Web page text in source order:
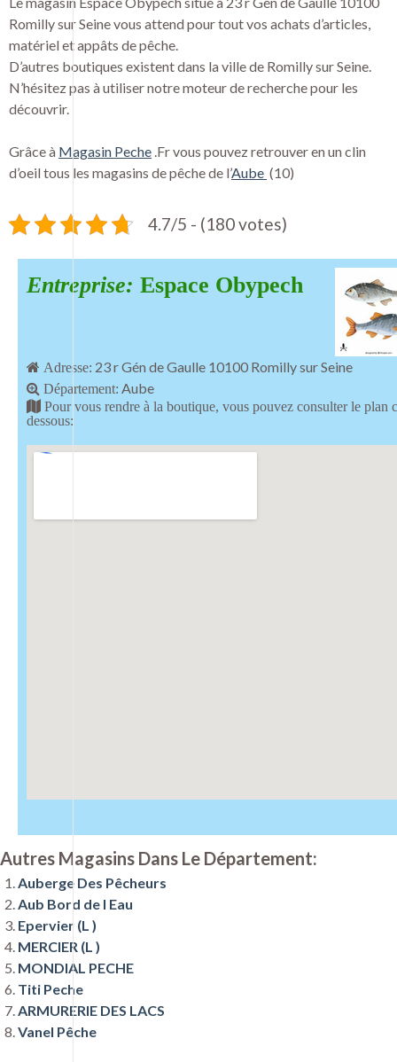
Romilly sur Seine vous attend pour tout vos achats d’articles,
matériel et appâts de pêche.
D’autres boutiques existent dans la ville de Romilly sur Seine.
N’hésitez pas à utiliser notre moteur de recherche pour les
découvrir.
Grâce à Magasin Peche .Fr vous pouvez retrouver en un clin
d’oeil tous les magasins de pêche de l’Aube (10)
4.7/5 - (180 votes)
Entreprise: Espace Obypech
Adresse: 23 r Gén de Gaulle 10100 Romilly sur Seine
Département: Aube
Pour vous rendre à la boutique, vous pouvez consulter le plan
dessous:
Autres Magasins Dans Le Département:
Auberge Des Pêcheurs
Aub Bord de l Eau
Epervier (L )
MERCIER (L )
MONDIAL PECHE
Titi Peche
ARMURERIE DES LACS
Vanel Pêche